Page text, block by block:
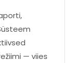
— viies